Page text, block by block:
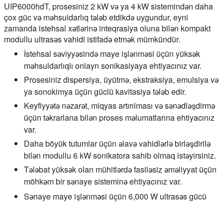
UIP6000hdT, prosesiniz 2 kW və ya 4 kW sistemindən daha
çox güc və məhsuldarlıq tələb etdikdə uygundur, eyni
zamanda istehsal xətlərinə inteqrasiya oluna bilən kompakt
modullu ultrasəs vahidi istifadə etmək mümkündür.
İstehsal səviyyəsində maye işlənməsi üçün yüksək
məhsuldarlıqlı onlayn sonikasiyaya ehtiyacınız var.
Prosesiniz dispersiya, üyütmə, ekstraksiya, emulsiya və
ya sonokimya üçün güclü kavitasiya tələb edir.
Keyfiyyətə nəzarət, miqyas artırılması və sənədləşdirmə
üçün təkrarlana bilən proses məlumatlarına ehtiyacınız
var.
Daha böyük tutumlar üçün əlavə vahidlərlə birləşdirilə
bilən modullu 6 kW sonikatora sahib olmaq istəyirsiniz.
Tələbat yüksək olan mühitlərdə fasiləsiz əməliyyat üçün
möhkəm bir sənaye sisteminə ehtiyacınız var.
Sənaye maye işlənməsi üçün 6,000 W ultrasəs gücü